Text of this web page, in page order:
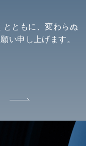
とともに、変わらぬ
い申し上げます。